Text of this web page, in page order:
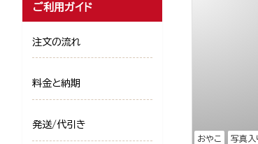
おやこ 写真入
ご利用ガイド
注文の流れ
料金と納期
発送/代引き